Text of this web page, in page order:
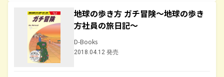
地球の歩き方 ガチ冒険～地球の歩き
方社員の旅日記～
D-Books
2018.04.12 発売